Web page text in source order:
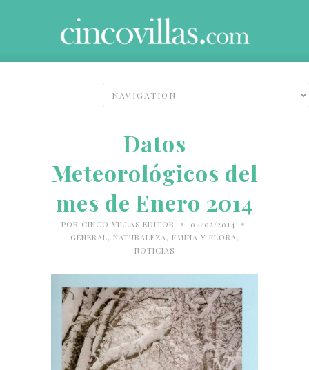
Datos
Meteorológicos del
mes de Enero 2014
POR CINCO VILLAS EDITOR • 04/02/2014 •
GENERAL, NATURALEZA, FAUNA Y FLORA ,
NOTICIAS